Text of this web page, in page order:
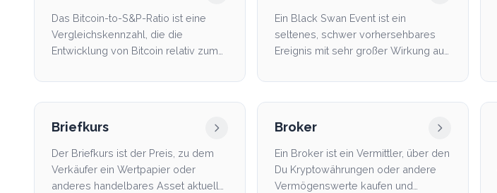
Das Bitcoin-to-S&P-Ratio ist eine
Vergleichskennzahl, die die
Entwicklung von Bitcoin relativ zum
Ein Black Swan Event ist ein
seltenes, schwer vorhersehbares
Ereignis mit sehr großer Wirkung auf
Briefkurs
Der Briefkurs ist der Preis, zu dem
Verkäufer ein Wertpapier oder
anderes handelbares Asset aktuell
Broker
Ein Broker ist ein Vermittler, über den
Du Kryptowährungen oder andere
Vermögenswerte kaufen und